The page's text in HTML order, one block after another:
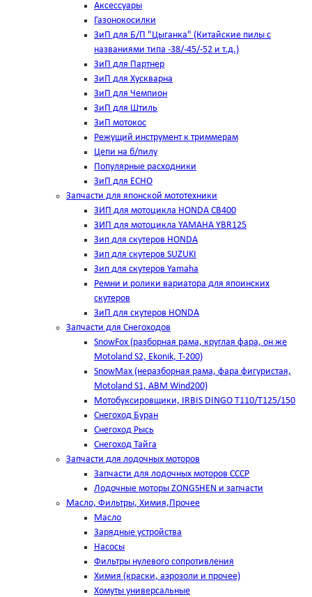
Аксессуары
Газонокосилки
ЗиП для Б/П "Цыганка" (Китайские пилы с
названиями типа -38/-45/-52 и т.д.)
ЗиП для Партнер
ЗиП для Хускварна
ЗиП для Чемпион
ЗиП для Штиль
ЗиП мотокос
Режущий инструмент к триммерам
Цепи на б/пилу
Популярные расходники
ЗиП для ЕСНО
Запчасти для японской мототехники
ЗИП для мотоцикла HONDA CB400
ЗИП для мотоцикла YAMAHA YBR125
Зип для скутеров HONDA
Зип для скутеров SUZUKI
Зип для скутеров Yamaha
Ремни и ролики вариатора для япоинских
скутеров
ЗиП для скутеров HONDA
Запчасти для Снегоходов
SnowFox (разборная рама, круглая фара, он же
Motoland S2, Ekonik, T-200)
SnowMax (неразборная рама, фара фигуристая,
Motoland S1, ABM Wind200)
Мотобуксировщики, IRBIS DINGO Т110/Т125/150
Снегоход Буран
Снегоход Рысь
Снегоход Тайга
Запчасти для лодочных моторов
Запчасти для лодочных моторов СССР
Лодочные моторы ZONGSHEN и запчасти
Масло, Фильтры, Химия,Прочее
Масло
Зарядные устройства
Насосы
Фильтры нулевого сопротивления
Химия (краски, аэрозоли и прочее)
Хомуты универсальные